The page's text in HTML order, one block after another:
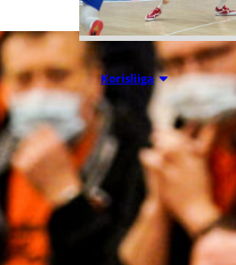
Korisliiga 07.08.2026
Daniel
KTP-
haaviin